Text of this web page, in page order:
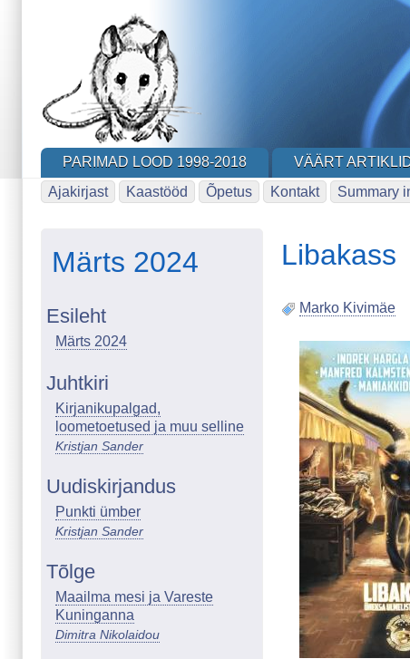
PARIMAD LOOD 1998-2018 VÄÄRT
Ajakirjast
Kaastööd Õpetus Kontakt Summary
Märts 2024
Esileht
Märts 2024
Juhtkiri
Kirjanikupalgad,
loometoetused ja muu selline
Kristjan Sander
Uudiskirjandus
Punkti ümber
Kristjan Sander
Tõlge
Maailma mesi ja Vareste
Kuninganna
Dimitra Nikolaidou
Libakass
Marko Kivimäe
Image